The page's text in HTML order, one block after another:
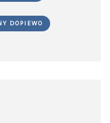
DOPIEWO